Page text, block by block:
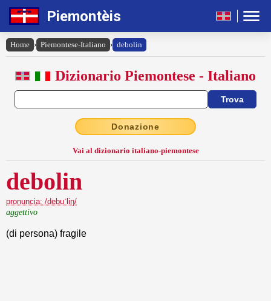
Piemontèis
Home › Piemontese-Italiano › debolin
Dizionario Piemontese - Italiano
Donazione
Vai al dizionario italiano-piemontese
debolin
pronuncia: /debuˈliŋ/
aggettivo
(di persona) fragile